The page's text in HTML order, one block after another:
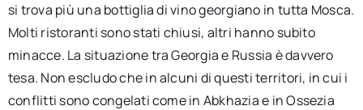
si trova più una bottiglia di vino georgiano in tutta Mosca.
Molti ristoranti sono stati chiusi, altri hanno subito
minacce. La situazione tra Georgia e Russia è davvero
tesa. Non escludo che in alcuni di questi territori, in cui i
conflitti sono congelati come in Abkhazia e in Ossezia